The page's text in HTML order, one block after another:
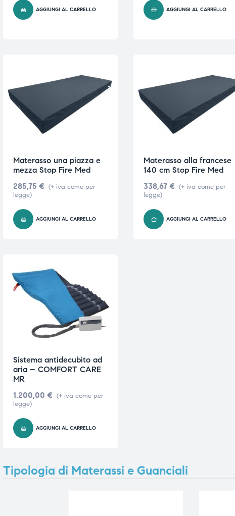
e
AGGIUNGI AL CARRELLO AGGIUNGI AL CARRELLO
Materasso una piazza e
mezza Stop Fire Med
285,75 € (+ iva come per
legge)
AGGIUNGI AL CARRELLO
Materasso alla francese
140 cm Stop Fire Med
338,67€ (+ iva come per
legge)
AGGIUNGI AL CARRELLO
Sistema antidecubito ad
aria – COMFORT CARE
MR
1.200,00 € (+ iva come per
legge)
AGGIUNGI AL CARRELLO
Tipologia di Materassi e Guanciali
e